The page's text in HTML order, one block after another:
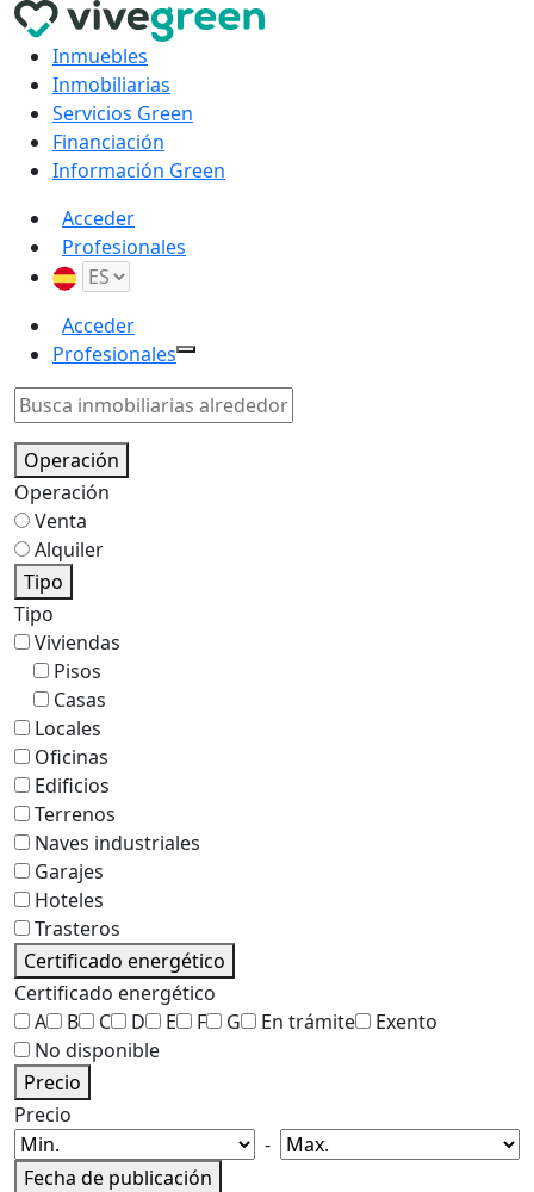
Inmuebles
Inmobiliarias
Servicios Green
Financiación
Información Green
Acceder
Profesionales
Acceder
Profesionales
Operación
Operación
Venta
Alquiler
Tipo
Tipo
Viviendas
Pisos
Casas
Locales
Oficinas
Edificios
Terrenos
Naves industriales
Garajes
Hoteles
Trasteros
Certificado energético
Certificado energético
A
B C D E F G En trámite
Exento
No disponible
Precio
Precio
-
Fecha de publicación